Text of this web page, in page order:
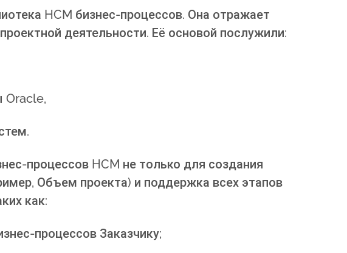
HCM бизнес-процессов. Она отражает
деятельности. Её основой послужили:
Oracle,
процессов HCM не только для создания
Объем проекта) и поддержка всех этапов
как:
процессов Заказчику;